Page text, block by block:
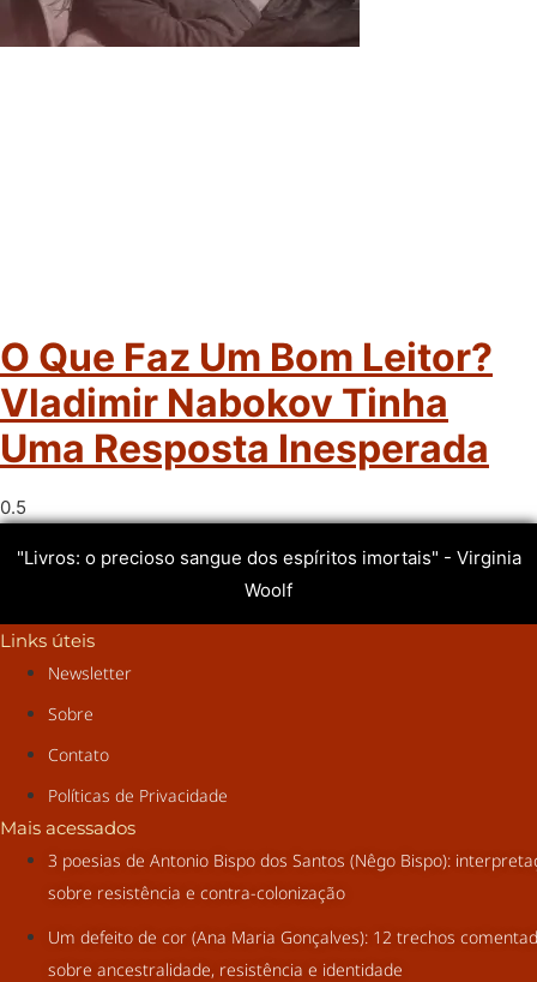
O Que Faz Um Bom Leitor?
Vladimir Nabokov Tinha
Uma Resposta Inesperada
"Livros: o precioso sangue dos espíritos imortais" - Virginia
Woolf
Links úteis
Newsletter
Sobre
Contato
Políticas de Privacidade
Mais acessados
3 poesias de Antonio Bispo dos Santos (Nêgo Bispo):
sobre resistência e contra-colonização
Um defeito de cor (Ana Maria Gonçalves): 12 trechos
sobre ancestralidade, resistência e identidade